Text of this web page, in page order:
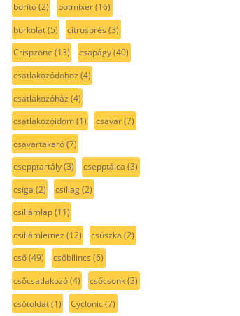
borító(2) botmixer(16)
burkolat(5) citrusprés (3)
Crispzone (13) csapágy(40)
csatlakozódoboz (4)
csatlakozóház (4)
csatlakozóidom(1) csavar(7)
csavartakaró(7)
csepptartály(3) csepptálca (3)
csiga (2) csillag(2)
csillámlap(11)
csillámlemez (12) csúszka (2)
cső(49) csőbilincs (6)
csőcsatlakozó(4) csőcsonk(3)
csőtoldat(1) Cyclonic(7)